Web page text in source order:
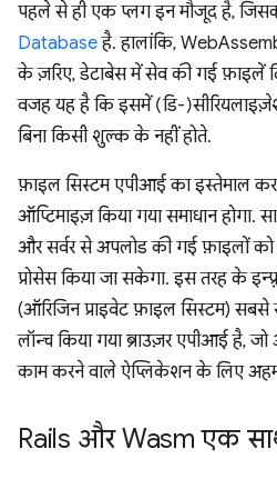
पहले से ही एक प्लग इन मौजूद है,
Databaseहै. हालांकि,
के ज़रिए, डेटाबेस में सेव की गई फ़ाइलें
वजह यह है कि इसमें (डि-
बिना किसी शुल्क के नहीं होते.
फ़ाइल सिस्टम एपीआई का इस्तेमाल
ऑप्टिमाइज़ किया गया समाधान
और सर्वर से अपलोड की गई फ़ाइलों को
प्रोसेस किया जा सकेगा. इस तरह के
(ऑरिजिन प्राइवेट फ़ाइल सिस्टम)
लॉन्च किया गया ब्राउज़र एपीआई है,
काम करने वाले ऐप्लिकेशन के लिए अहम
Rails और Wasm एक